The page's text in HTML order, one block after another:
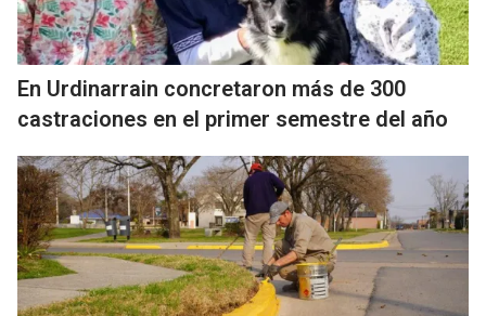
En Urdinarrain concretaron más de 300
castraciones en el primer semestre del año